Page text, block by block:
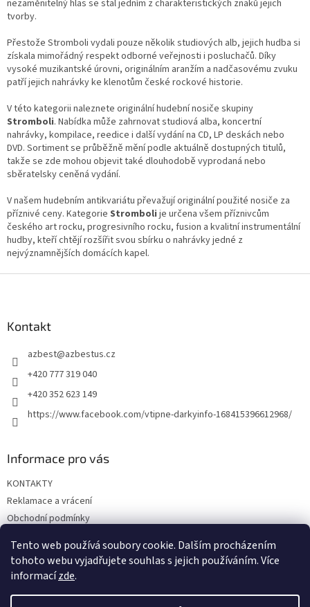
Tento web používá soubory cookie. Dalším procházením
tohoto webu vyjadřujete souhlas s jejich používáním. Více
informacízde.
v
k
y
v
p
i
s
u
nezaměnitelný hlas se stal jedním z charakteristických znaků jejich
tvorby.
Přestože Stromboli vydali pouze několik studiových alb, jejich hudba si
získala mimořádný respekt odborné veřejnosti i posluchačů. Díky
vysoké muzikantské úrovni, originálním aranžím a nadčasovému zvuku
patří jejich nahrávky ke klenotům české rockové historie.
V této kategorii naleznete originální hudební nosiče skupiny
Stromboli. Nabídka může zahrnovat studiová alba, koncertní
nahrávky, kompilace, reedice i další vydání na CD, LP deskách nebo
DVD. Sortiment se průběžně mění podle aktuálně dostupných titulů,
takže se zde mohou objevit také dlouhodobě vyprodaná nebo
sběratelsky ceněná vydání.
V našem hudebním antikvariátu převažují originální použité nosiče za
příznivé ceny. Kategorie Stromboli je určena všem příznivcům
českého art rocku, progresivního rocku, fusion a kvalitní instrumentální
hudby, kteří chtějí rozšířit svou sbírku o nahrávky jedné z
nejvýznamnějších domácích kapel.
Kontakt
azbest@azbestus.cz
+420 777 319 040
+420 352 623 149
https://www.facebook.com/vtipne-darkyinfo-168415396612968/
Informace pro vás
KONTAKTY
Reklamace a vrácení
Obchodní podmínky
Doprava a platba